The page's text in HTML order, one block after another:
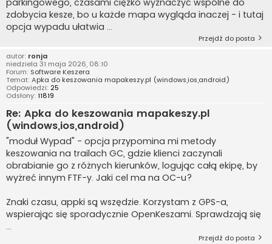
parkingowego, czasami ciężko wyznaczyć wspólne do
zdobycia kesze, bo u każde mapa wygląda inaczej - i tutaj
opcja wypadu ułatwia ...
Przejdź do posta
autor: ronja
niedziela 31 maja 2026, 08:10
Forum: Software Keszera
Temat: Apka do keszowania mapakeszy.pl (windows,ios,android)
Odpowiedzi: 25
Odsłony: 11819
Re: Apka do keszowania mapakeszy.pl
(windows,ios,android)
"moduł Wypad" - opcja przypomina mi metody
keszowania na trailach GC, gdzie klienci zaczynali
obrabianie go z różnych kierunków, logując całą ekipę, by
wyżreć innym FTF-y. Jaki cel ma na OC-u?
Znaki czasu, appki są wszędzie. Korzystam z GPS-a,
wspierając się sporadycznie OpenKeszami. Sprawdzają się
...
Przejdź do posta